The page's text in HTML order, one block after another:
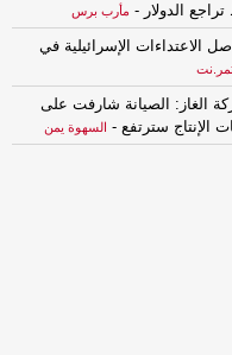
الدولار - مأرب برس
الاعتداءات الإسرائيلية في
الغاز: الصيانة شارفت على
الإنتاج سترتفع - السهوة يمن